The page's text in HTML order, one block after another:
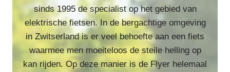
sinds 1995 de specialist op het gebied van
elektrische fietsen. In de bergachtige omgeving
in Zwitserland is er veel behoefte aan een fiets
waarmee men moeiteloos de steile helling op
kan rijden. Op deze manier is de Flyer helemaal